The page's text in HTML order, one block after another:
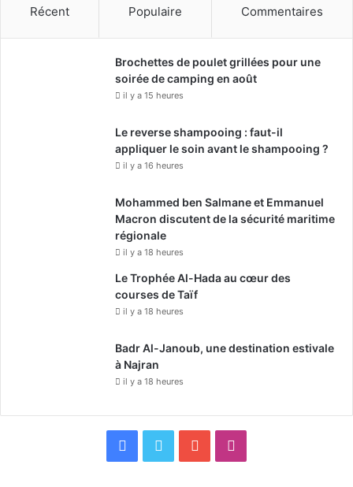
Récent Populaire Commentaires
Brochettes de poulet grillées pour une
soirée de camping en août
il y a 15 heures
Le reverse shampooing : faut-il
appliquer le soin avant le shampooing ?
il y a 16 heures
Mohammed ben Salmane et Emmanuel
Macron discutent de la sécurité maritime
régionale
il y a 18 heures
Le Trophée Al-Hada au cœur des
courses de Taïf
il y a 18 heures
Badr Al-Janoub, une destination estivale
à Najran
il y a 18 heures